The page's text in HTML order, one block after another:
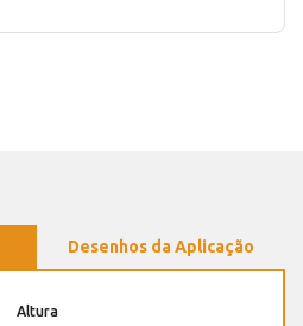
Desenhos da Aplicação
Altura